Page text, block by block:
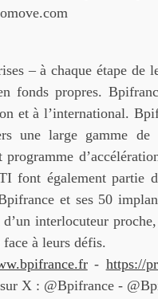
– à chaque étape de
fonds propres.
et à l’international.
une large gamme de
font également partie
et ses 50
interlocuteur
à leurs défis.
- https://
X : @Bpifrance -